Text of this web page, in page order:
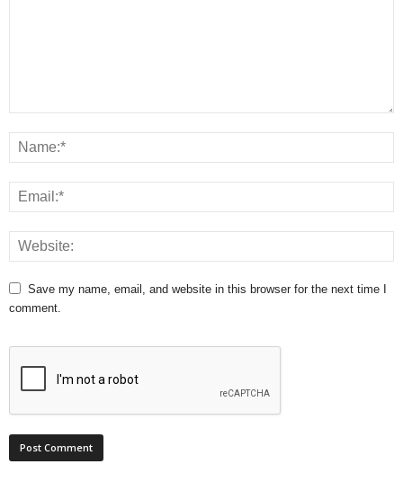
Save my name, email, and website in this browser for the next time I
comment.